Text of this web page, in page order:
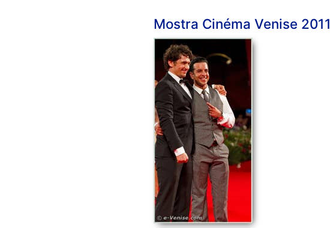
Mostra Cinéma Venise